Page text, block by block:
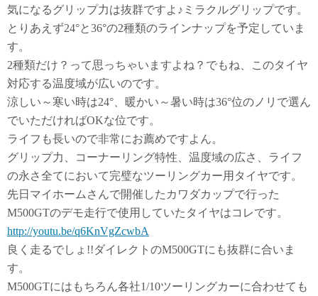
気になるグリップ力は抜群ですよ♪ミラクルグリップです。
とりあえず24°と36°の2種類のラインナップを予定していま
す。
2種類だけ？って思っちゃいますよね？でもね、このタイヤ
対応する温度域が広いのです。
涼しい～寒い時は24°、暖かい～暑い時は36°位のノリで選ん
でいただければOKな位です。
ライフも長いので非常にお薦めですよん。
グリップ力、コーナーリング特性、温度域の広さ、ライフ
の永さ全てにおいて完璧なツーリングカー用タイヤです。
先日マイホームさんで開催したカワダカップで行った
M500GTのデモ走行で使用していたタイヤはコレです。
http://youtu.be/q6KnVgZcwbA
良く走るでしょ!!ダイレクトのM500GTにも抜群に合いま
す。
M500GTにはもちろん各社1/10ツーリングカーに合わせても